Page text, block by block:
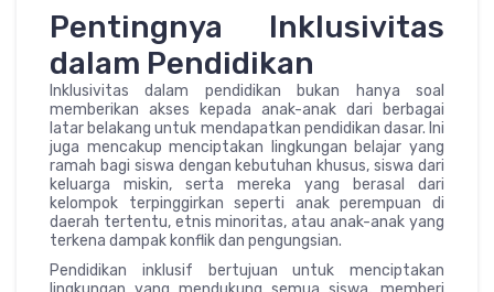
Pentingnya Inklusivitas
dalam Pendidikan
Inklusivitas dalam pendidikan bukan hanya soal
memberikan akses kepada anak-anak dari berbagai
latar belakang untuk mendapatkan pendidikan dasar. Ini
juga mencakup menciptakan lingkungan belajar yang
ramah bagi siswa dengan kebutuhan khusus, siswa dari
keluarga miskin, serta mereka yang berasal dari
kelompok terpinggirkan seperti anak perempuan di
daerah tertentu, etnis minoritas, atau anak-anak yang
terkena dampak konflik dan pengungsian.
Pendidikan inklusif bertujuan untuk menciptakan